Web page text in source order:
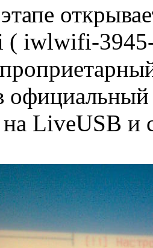
iwlwifi-
официальный
LiveUSB и